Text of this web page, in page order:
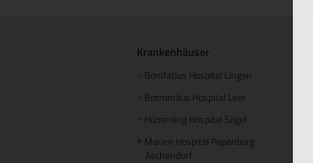
Krankenhäuser
+ Bonifatius Hospital Lingen
+ Borromäus Hospital Leer
+ Hümmling Hospital Sögel
+ Marien Hospital Papenburg
Aschendorf